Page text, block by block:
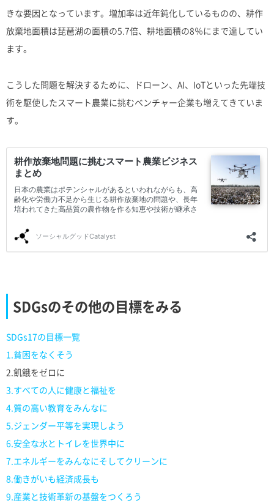
きな要因となっています。増加率は近年鈍化しているものの、耕作
放棄地面積は琵琶湖の面積の5.7倍、耕地面積の8％にまで達してい
ます。
こうした問題を解決するために、ドローン、AI、IoTといった先端技
術を駆使したスマート農業に挑むベンチャー企業も増えてきていま
す。
SDGsのその他の目標をみる
SDGs17の目標一覧
1.貧困をなくそう
2.飢餓をゼロに
3.すべての人に健康と福祉を
4.質の高い教育をみんなに
5.ジェンダー平等を実現しよう
6.安全な水とトイレを世界中に
7.エネルギーをみんなにそしてクリーンに
8.働きがいも経済成長も
9.産業と技術革新の基盤をつくろう